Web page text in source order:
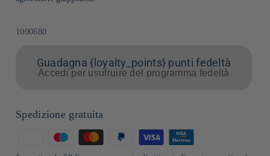
SKU:
1000680
Guadagna {loyalty_points} punti fedeltà
Accedi per usufruire del programma fedeltà
Spedizione gratuita
di